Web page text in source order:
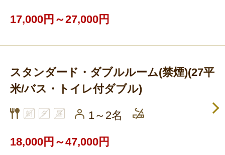
17,000円～27,000円
スタンダード・ダブルルーム(禁煙)(27平
米/バス・トイレ付ダブル)
1～2名
18,000円～47,000円